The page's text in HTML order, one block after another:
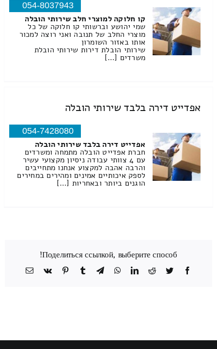
054-8037943
קו חלוקה למוצרי חלב שירותי הובלה
שמי יהושע וברשותי קו חלוקה של כל
מוצרי החלב של תנובה ואני רוצה למכור
אותו באזור השומרון
שירותי הובלת דירות שירותי הובלת
משרדים […]
אפדייט דירה בלבד שירותי הובלה
054-7428080
אפדייט דירה בלבד שירותי הובלה
חברת אפדייט הובלה מתמחה ומשרדים
עם 4 צוותי עבודה ניסיון מקצועי עשיר
והרבה אהבה למקצוע אנחנו מתחייבים
לספק איכותיים אמינים ומהירים במחירים
הוגנים ביותר ובאחריות […]
Поделиться ссылкой, выберите способ!
Facebook
Twitter
Reddit
LinkedIn
WhatsApp
Telegram
Tumblr
Pinterest
Vk
כתובת